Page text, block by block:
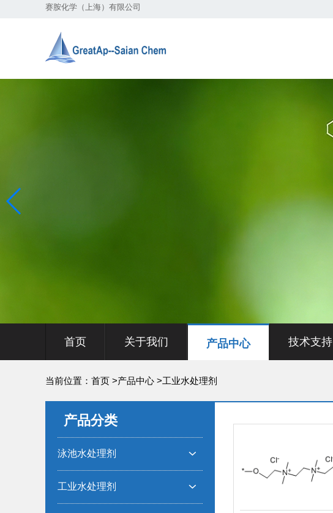
赛胺化学（上海）有限公司
首页 关于我们 产品中心 技术支持
当前位置： 首页 >产品中心 >工业水处理剂
产品分类
泳池水处理剂 
工业水处理剂 